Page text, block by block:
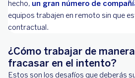
hecho, un gran número de
equipos trabajen en remoto sin que
contractual.
¿Cómo trabajar de
fracasar en el intento?
Estos son los desafíos que deberás